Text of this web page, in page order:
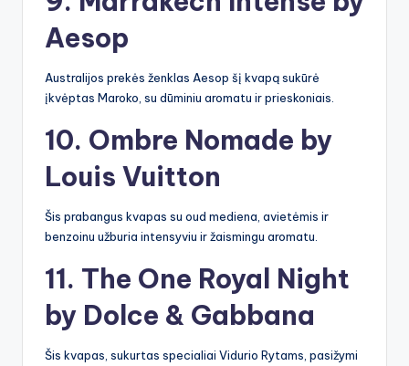
Aesop
Australijos prekės ženklas Aesop šį kvapą sukūrė
įkvėptas Maroko, su dūminiu aromatu ir prieskoniais.
10. Ombre Nomade by
Louis Vuitton
Šis prabangus kvapas su oud mediena, avietėmis ir
benzoinu užburia intensyviu ir žaismingu aromatu.
11. The One Royal Night
by Dolce & Gabbana
Šis kvapas, sukurtas specialiai Vidurio Rytams, pasižymi